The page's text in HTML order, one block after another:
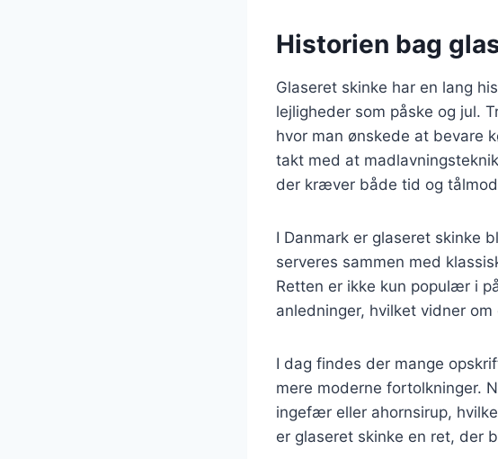
Historien bag
Glaseret skinke har en lang
lejligheder som påske og jul.
hvor man ønskede at bevare
takt med at
der kræver både tid og
I Danmark er glaseret skinke
serveres sammen med
Retten er ikke kun populær i
anledninger, hvilket vidner
I dag findes der mange
mere moderne fortolkninger.
ingefær eller ahornsirup,
er glaseret skinke en ret, der